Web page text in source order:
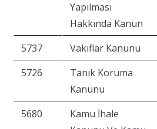
Yapılması
Hakkında Kanun
5737 Vakıflar Kanunu
5726
Tanık Koruma
Kanunu
5680
Kamu İhale